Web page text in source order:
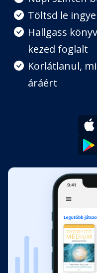
7. fejezet
Fejezet hossza:
8. fejezet
Fejezet hossza:
Fejezet hossza:
11. fejezet
Fejezet hossza:
12. fejezet
Fejezet hossza:
Töltsd le
Hallgass
kezed foglalt
Korlátlanul,
áráért